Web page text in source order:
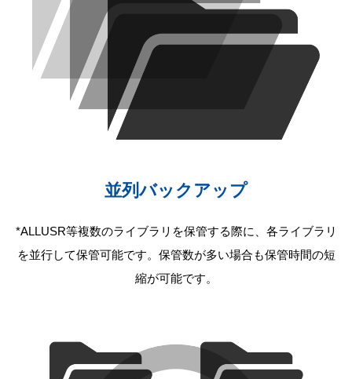
並列バックアップ
*ALLUSR等複数のライブラリを保管する際に、各ライブラリ
を並行して保管可能です。保管数が多い場合も保管時間の短
縮が可能です。